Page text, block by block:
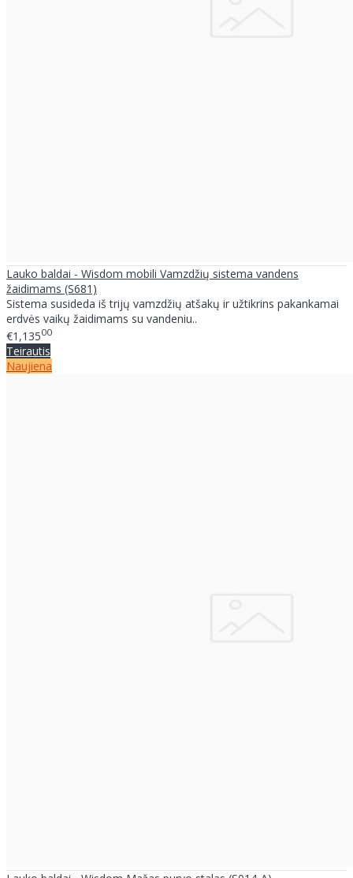
Lauko baldai - Wisdom mobili Vamzdžių sistema vandens
žaidimams (S681)
Sistema susideda iš trijų vamzdžių atšakų ir užtikrins pakankamai
erdvės vaikų žaidimams su vandeniu..
€1,13500
Teirautis
Naujiena